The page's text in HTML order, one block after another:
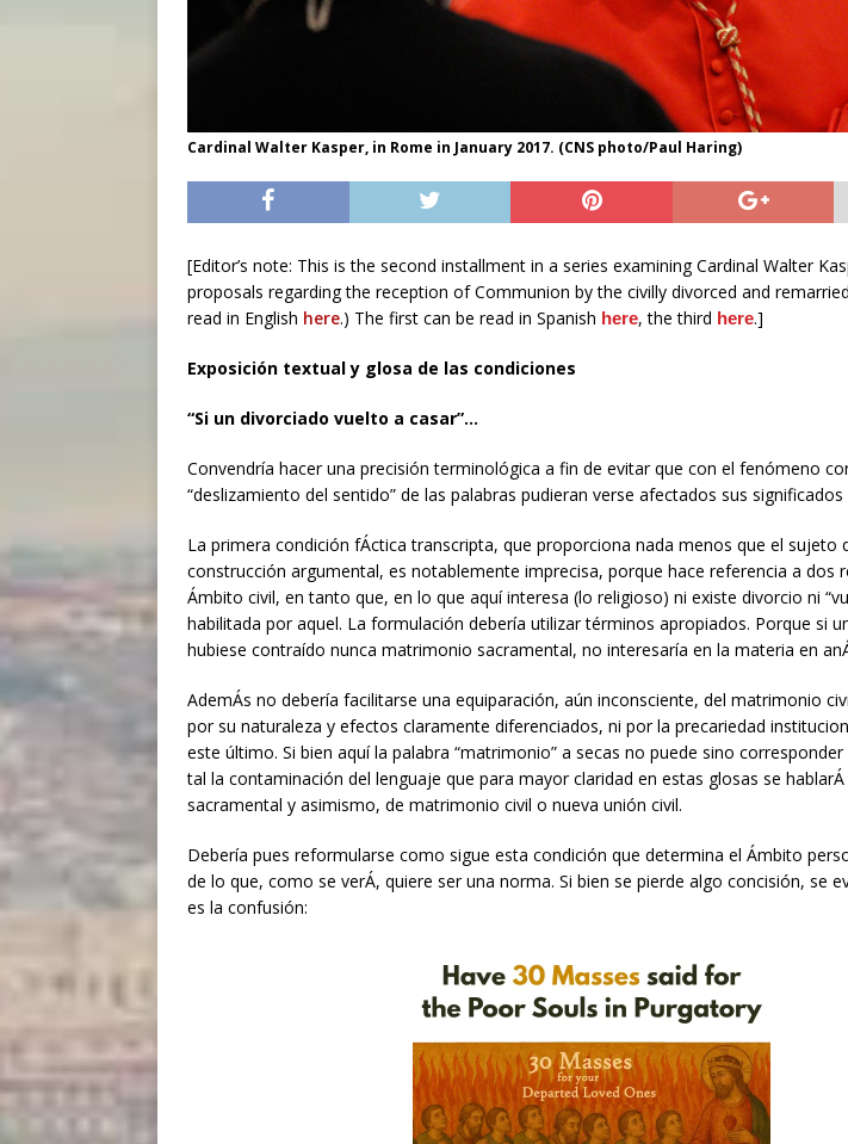
Cardinal Walter Kasper, in Rome in January 2017. (CNS photo/Paul Haring)
[Editor’s note: This is the second installment in a series examining Cardinal Walter
proposals regarding the reception of Communion by the civilly divorced and
read in English here.) The first can be read in Spanish here, the third here.]
Exposición textual y glosa de las condiciones
“Si un divorciado vuelto a casar”…
Convendría hacer una precisión terminológica a fin de evitar que con el fenómeno
“deslizamiento del sentido” de las palabras pudieran verse afectados sus significados
La primera condición fÁctica transcripta, que proporciona nada menos que el sujeto
construcción argumental, es notablemente imprecisa, porque hace referencia a dos
Ámbito civil, en tanto que, en lo que aquí interesa (lo religioso) ni existe divorcio ni
habilitada por aquel. La formulación debería utilizar términos apropiados. Porque si
hubiese contraído nunca matrimonio sacramental, no interesaría en la materia en
AdemÁs no debería facilitarse una equiparación, aún inconsciente, del matrimonio
por su naturaleza y efectos claramente diferenciados, ni por la precariedad
este último. Si bien aquí la palabra “matrimonio” a secas no puede sino
tal la contaminación del lenguaje que para mayor claridad en estas glosas se
sacramental y asimismo, de matrimonio civil o nueva unión civil.
Debería pues reformularse como sigue esta condición que determina el Ámbito
de lo que, como se verÁ, quiere ser una norma. Si bien se pierde algo concisión, se
es la confusión: